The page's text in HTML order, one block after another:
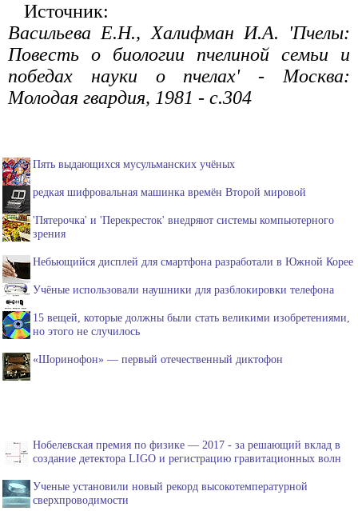
Источник:
Васильева Е.Н., Халифман И.А. 'Пчелы:
Повесть о биологии пчелиной семьи и
победах науки о пчелах' - Москва:
Молодая гвардия, 1981 - с.304
Пять выдающихся мусульманских учёных
редкая шифровальная машинка времён Второй мировой
'Пятерочка' и 'Перекресток' внедряют системы компьютерного
зрения
Небьющийся дисплей для смартфона разработали в Южной Корее
Учёные использовали наушники для разблокировки телефона
15 вещей, которые должны были стать великими изобретениями,
но этого не случилось
«Шоринофон» — первый отечественный диктофон
Нобелевская премия по физике — 2017 - за решающий вклад в
создание детектора LIGO и регистрацию гравитационных волн
Ученые установили новый рекорд высокотемпературной
сверхпроводимости